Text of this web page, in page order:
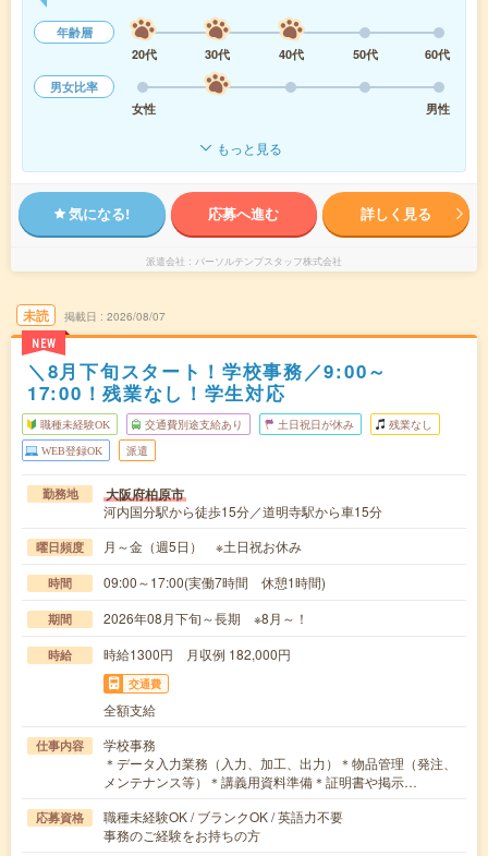
年齢層
20代
30代 40代 50代
60代
男女比率
女性
男性
もっと見る
気になる! 応募へ進む 詳しく見る
派遣会社 パーソルテンプスタッフ株式会社
未読
NEW
掲載日 2026/08/07
＼8月下旬スタート！学校事務／9:00～
17:00！残業なし！学生対応
職種未経験OK 交通費別途支給あり 土日祝日が休み 残業なし
WEB登録OK 派遣
勤務地 大阪府柏原市
河内国分駅から徒歩15分／道明寺駅から車15分
曜日頻度 月～金（週5日） ※土日祝お休み
時間 09:00～17:00(実働7時間 休憩1時間)
期間 2026年08月下旬～長期 ※8月～！
時給 時給1300円 月収例 182,000円
交通費
全額支給
仕事内容
学校事務
＊データ入力業務（入力、加工、出力）＊物品管理（発注、
メンテナンス等）＊講義用資料準備＊証明書や掲示…
応募資格
職種未経験OK / ブランクOK / 英語力不要
事務のご経験をお持ちの方